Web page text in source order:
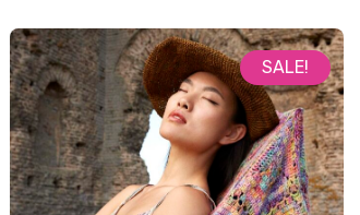
SALE!